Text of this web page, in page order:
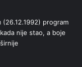
program
nije stao, a boje